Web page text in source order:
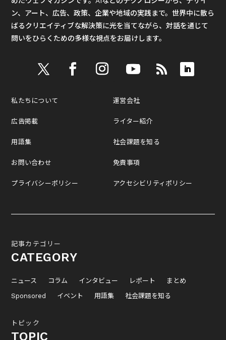
ン、アート、広告、政策、企業や地域の実践まで。世界中に散ら
ばるクリエイティブな解決策に光を当てながら、対話を通じて
問いをひらくための多様な視点をお届けします。
私たちについて
広告掲載
用語集
お問い合わせ
プライバシーポリシー
運営会社
ライター紹介
社会課題を知る
免責事項
アクセシビリティポリシー
記事カテゴリー
CATEGORY
ニュース コラム インタビュー レポート
まとめ
Sponsored
イベント 用語集 社会課題を知る
トピック
TOPIC